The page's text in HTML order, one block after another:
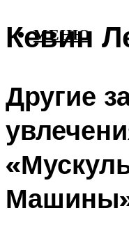
МЕНЮ
Кевин
Другие